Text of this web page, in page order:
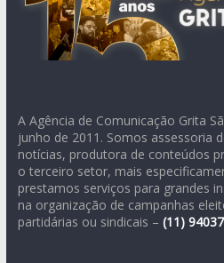
A Agência de Comunicação Grita
junho de 2011. Somos assessoria
notícias, produtora de conteúdos
o terceiro setor, mais
prestamos serviços para grandes
na organização de campanhas
partidárias ou sindicais – (11)